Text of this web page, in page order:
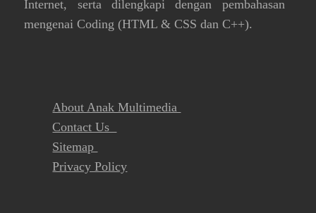
Internet, serta dilengkapi dengan pembahasan
mengenai Coding (HTML & CSS dan C++).
About Anak Multimedia
Contact Us
Sitemap
Privacy Policy